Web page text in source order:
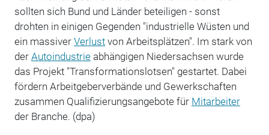
sollten sich Bund und Länder beteiligen - sonst
drohten in einigen Gegenden "industrielle Wüsten und
ein massiver Verlustvon Arbeitsplätzen". Im stark von
der Autoindustrieabhängigen Niedersachsen wurde
das Projekt "Transformationslotsen" gestartet. Dabei
fördern Arbeitgeberverbände und Gewerkschaften
zusammen Qualifizierungsangebote für Mitarbeiter
der Branche. (dpa)